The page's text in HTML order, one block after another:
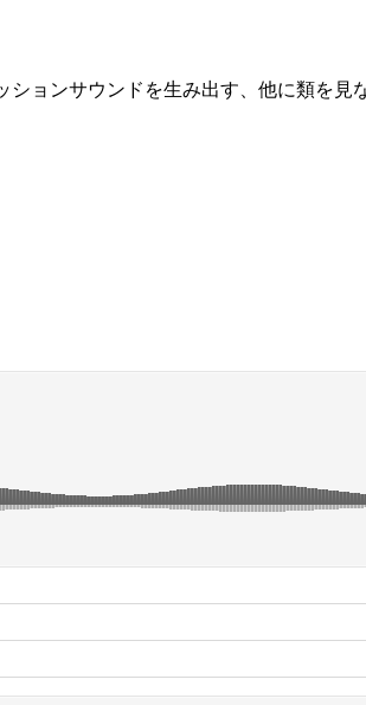
ョンサウンドを生み出す、他に類を見